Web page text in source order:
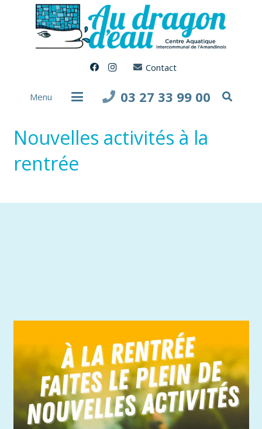
Contact
Menu 03 27 33 99 00
Nouvelles activités à la
rentrée